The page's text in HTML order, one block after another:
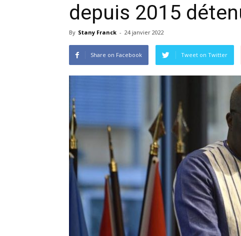
depuis 2015
By Stany Franck - 24 janvier 2022
Share on Facebook Tweet on Twitter